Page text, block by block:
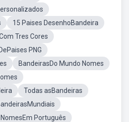
15 Paises DesenhoBandeira
Tres Cores
PNG
BandeirasDo Mundo Nomes
Todas asBandeiras
Português